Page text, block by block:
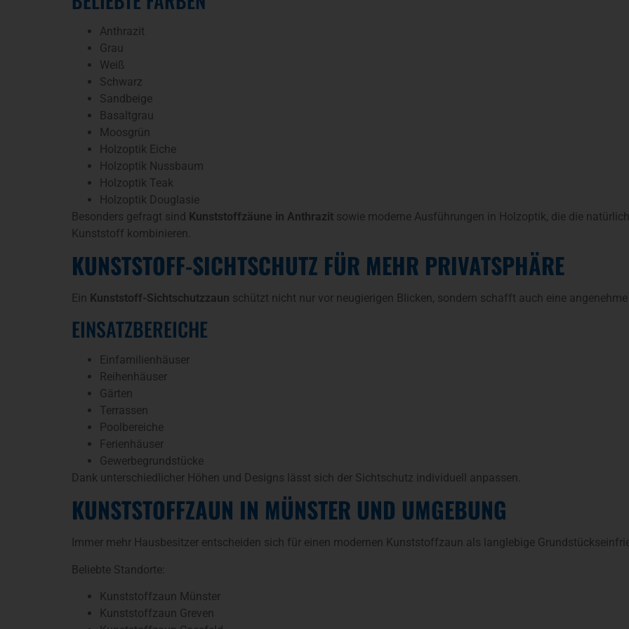
Anthrazit
Grau
Weiß
Schwarz
Sandbeige
Basaltgrau
Moosgrün
Holzoptik Eiche
Holzoptik Nussbaum
Holzoptik Teak
Holzoptik Douglasie
Besonders gefragt sind Kunststoffzäune in Anthrazit sowie moderne Ausführungen in Holzoptik, die die
Kunststoff kombinieren.
KUNSTSTOFF-SICHTSCHUTZ FÜR MEHR PRIVATSPHÄRE
Ein Kunststoff-Sichtschutzzaun schützt nicht nur vor neugierigen Blicken, sondern schafft auch eine angenehme
EINSATZBEREICHE
Einfamilienhäuser
Reihenhäuser
Gärten
Terrassen
Poolbereiche
Ferienhäuser
Gewerbegrundstücke
Dank unterschiedlicher Höhen und Designs lässt sich der Sichtschutz individuell anpassen.
KUNSTSTOFFZAUN IN MÜNSTER UND UMGEBUNG
Immer mehr Hausbesitzer entscheiden sich für einen modernen Kunststoffzaun als langlebige
Beliebte Standorte:
Kunststoffzaun Münster
Kunststoffzaun Greven